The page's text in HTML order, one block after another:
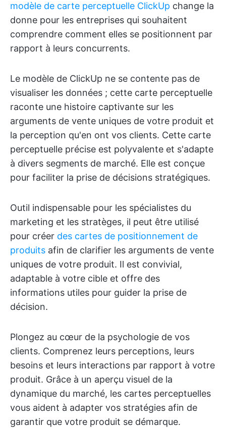
modèle de carte perceptuelle ClickUp change la
donne pour les entreprises qui souhaitent
comprendre comment elles se positionnent par
rapport à leurs concurrents.
Le modèle de ClickUp ne se contente pas de
visualiser les données ; cette carte perceptuelle
raconte une histoire captivante sur les
arguments de vente uniques de votre produit et
la perception qu'en ont vos clients. Cette carte
perceptuelle précise est polyvalente et s'adapte
à divers segments de marché. Elle est conçue
pour faciliter la prise de décisions stratégiques.
Outil indispensable pour les spécialistes du
marketing et les stratèges, il peut être utilisé
pour créer des cartes de positionnement de
produits afin de clarifier les arguments de vente
uniques de votre produit. Il est convivial,
adaptable à votre cible et offre des
informations utiles pour guider la prise de
décision.
Plongez au cœur de la psychologie de vos
clients. Comprenez leurs perceptions, leurs
besoins et leurs interactions par rapport à votre
produit. Grâce à un aperçu visuel de la
dynamique du marché, les cartes perceptuelles
vous aident à adapter vos stratégies afin de
garantir que votre produit se démarque.